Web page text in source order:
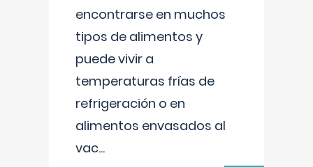
encontrarse en muchos
tipos de alimentos y
puede vivir a
temperaturas frías de
refrigeración o en
alimentos envasados al
vac...